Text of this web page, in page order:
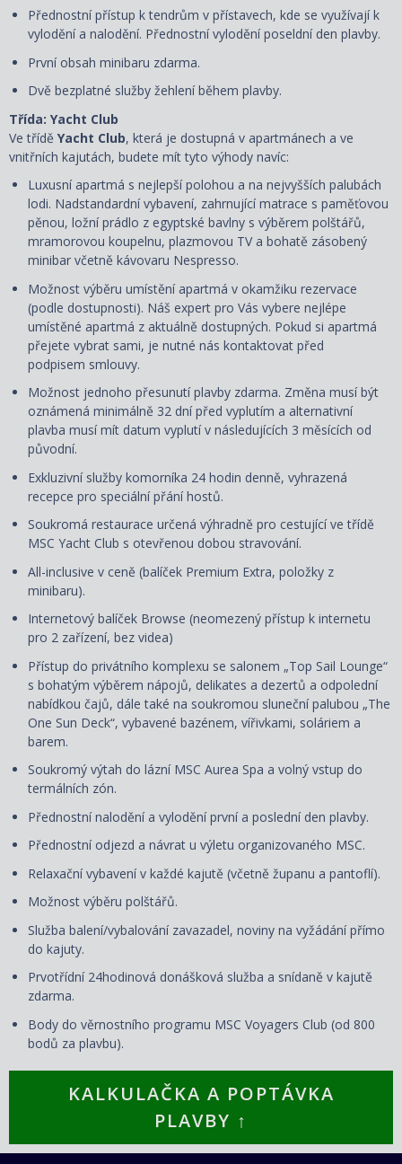
Přednostní přístup k tendrům v přístavech, kde se využívají k
vylodění a nalodění. Přednostní vylodění poseldní den plavby.
První obsah minibaru zdarma.
Dvě bezplatné služby žehlení během plavby.
Třída: Yacht Club
Ve třídě Yacht Club, která je dostupná v apartmánech a ve
vnitřních kajutách, budete mít tyto výhody navíc:
Luxusní apartmá s nejlepší polohou a na nejvyšších palubách
lodi. Nadstandardní vybavení, zahrnující matrace s paměťovou
pěnou, ložní prádlo z egyptské bavlny s výběrem polštářů,
mramorovou koupelnu, plazmovou TV a bohatě zásobený
minibar včetně kávovaru Nespresso.
Možnost výběru umístění apartmá v okamžiku rezervace
(podle dostupnosti). Náš expert pro Vás vybere nejlépe
umístěné apartmá z aktuálně dostupných. Pokud si apartmá
přejete vybrat sami, je nutné nás kontaktovat před
podpisem smlouvy.
Možnost jednoho přesunutí plavby zdarma. Změna musí být
oznámená minimálně 32 dní před vyplutím a alternativní
plavba musí mít datum vyplutí v následujících 3 měsících od
původní.
Exkluzivní služby komorníka 24 hodin denně, vyhrazená
recepce pro speciální přání hostů.
Soukromá restaurace určená výhradně pro cestující ve třídě
MSC Yacht Club s otevřenou dobou stravování.
All-inclusive v ceně (balíček Premium Extra, položky z
minibaru).
Internetový balíček Browse (neomezený přístup k internetu
pro 2 zařízení, bez videa)
Přístup do privátního komplexu se salonem „Top Sail Lounge“
s bohatým výběrem nápojů, delikates a dezertů a odpolední
nabídkou čajů, dále také na soukromou sluneční palubou „The
One Sun Deck“, vybavené bazénem, vířivkami, soláriem a
barem.
Soukromý výtah do lázní MSC Aurea Spa a volný vstup do
termálních zón.
Přednostní nalodění a vylodění první a poslední den plavby.
Přednostní odjezd a návrat u výletu organizovaného MSC.
Relaxační vybavení v každé kajutě (včetně županu a pantoflí).
Možnost výběru polštářů.
Služba balení/vybalování zavazadel, noviny na vyžádání přímo
do kajuty.
Prvotřídní 24hodinová donášková služba a snídaně v kajutě
zdarma.
Body do věrnostního programu MSC Voyagers Club (od 800
bodů za plavbu).
KALKULAČKA A POPTÁVKA
PLAVBY ↑